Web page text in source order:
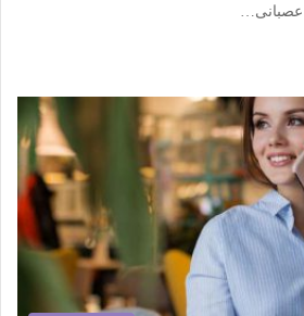
عصبانی…